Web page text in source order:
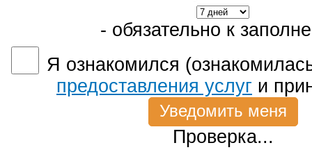
- обязательно к
Я ознакомился
предоставления услуг и
Проверка...